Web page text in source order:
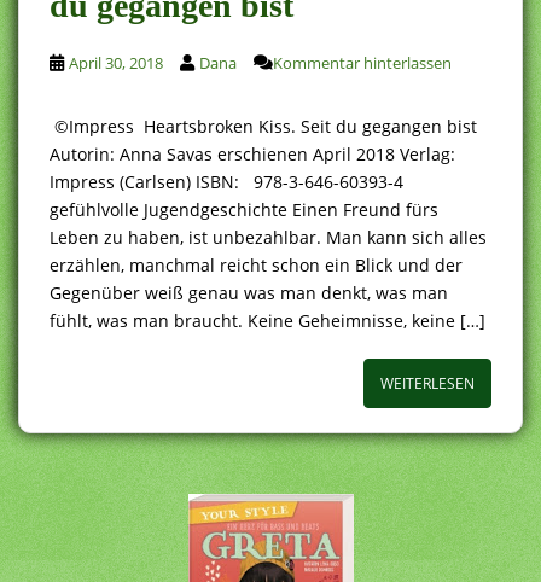
April 30, 2018 Dana Kommentar hinterlassen
©Impress Heartsbroken Kiss. Seit du gegangen bist
Autorin: Anna Savas erschienen April 2018 Verlag:
Impress (Carlsen) ISBN: 978-3-646-60393-4
gefühlvolle Jugendgeschichte Einen Freund fürs
Leben zu haben, ist unbezahlbar. Man kann sich alles
erzählen, manchmal reicht schon ein Blick und der
Gegenüber weiß genau was man denkt, was man
fühlt, was man braucht. Keine Geheimnisse, keine […]
WEITERLESEN